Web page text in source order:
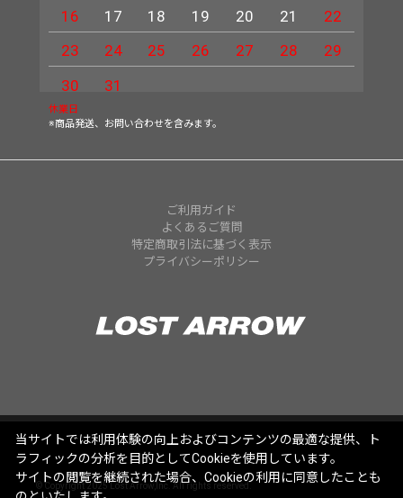
16
17 18 19 20 21
22
23
24 25 26 27 28
29
30
31
休業日
※商品発送、お問い合わせを含みます。
ご利用ガイド
よくあるご質問
特定商取引法に基づく表示
プライバシーポリシー
© Copyright 2025 Lost Arrow,Inc. All rights reserved.
当サイトでは利用体験の向上およびコンテンツの最適な提供、ト
ラフィックの分析を目的としてCookieを使用しています。
サイトの閲覧を継続された場合、Cookieの利用に同意したことも